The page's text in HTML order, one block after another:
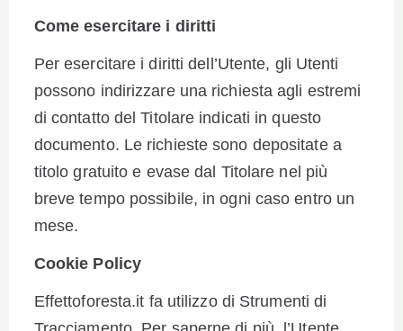
Come esercitare i diritti
Per esercitare i diritti dell’Utente, gli Utenti
possono indirizzare una richiesta agli estremi
di contatto del Titolare indicati in questo
documento. Le richieste sono depositate a
titolo gratuito e evase dal Titolare nel più
breve tempo possibile, in ogni caso entro un
mese.
Cookie Policy
Effettoforesta.it fa utilizzo di Strumenti di